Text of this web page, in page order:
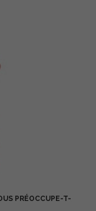
PRÉOCCUPE-T-